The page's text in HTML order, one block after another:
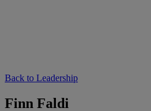
Back to Leadership
Finn Faldi